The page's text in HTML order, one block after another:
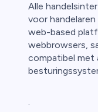
Alle
voor
web-based
webbrowsers,
compatibel met
.